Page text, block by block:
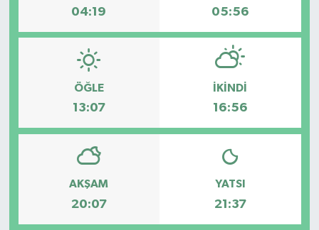
04:19 05:56
ÖĞLE
13:07
İKINDI
16:56
AKŞAM
20:07
YATSI
21:37